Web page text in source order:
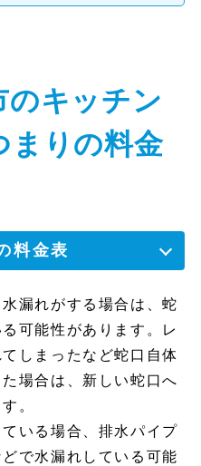
のキッチン
まりの料金
料金表
漏れがする場合は、蛇
可能性があります。レ
しまったなど蛇口自体
場合は、新しい蛇口へ
。
いる場合、排水パイプ
で水漏れしている可能